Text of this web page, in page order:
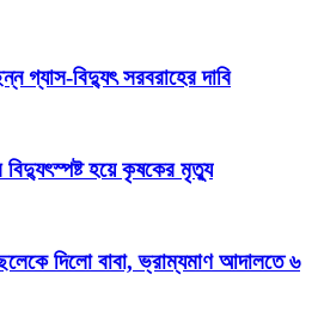
গ্যাস-বিদ্যুৎ সরবরাহের দাবি
বিদ্যুৎস্পষ্ট হয়ে কৃষকের মৃত্যু
দিলো বাবা, ভ্রাম্যমাণ আদালতে ৬